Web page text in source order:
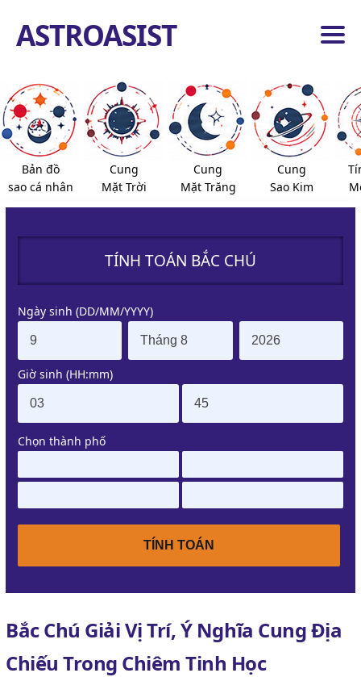
ASTROASIST
Bản đồ
sao cá nhân
Cung
Mặt Trời
Cung
Mặt Trăng
Cung
Sao Kim
TÍNH TOÁN BẮC CHÚ
Ngày sinh (DD/MM/YYYY)
Giờ sinh (HH:mm)
Chọn thành phố
Bắc Chú Giải Vị Trí, Ý Nghĩa Cung Địa
Chiếu Trong Chiêm Tinh Học